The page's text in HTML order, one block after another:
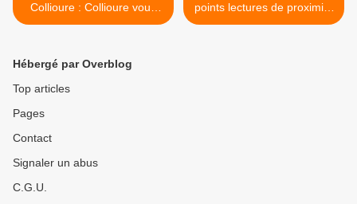
Collioure : Collioure vous
fait la cour - Casals à
points lectures de proximité
à Perpignan : Vernet-
Hébergé par Overblog
Top articles
Pages
Contact
Signaler un abus
C.G.U.